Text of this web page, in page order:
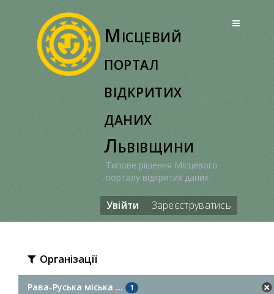
Місцевий
портал
відкритих
даних
Львівщини
Типове рішення Місцевого
порталу відкритих даних
Увійти Зареєструватись
Організації
Рава-Руська міська ... 1